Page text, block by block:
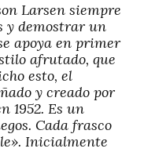
Larsen siempre
y demostrar un
apoya en primer
afrutado, que
esto, el
y creado por
1952. Es un
Cada frasco
Inicialmente